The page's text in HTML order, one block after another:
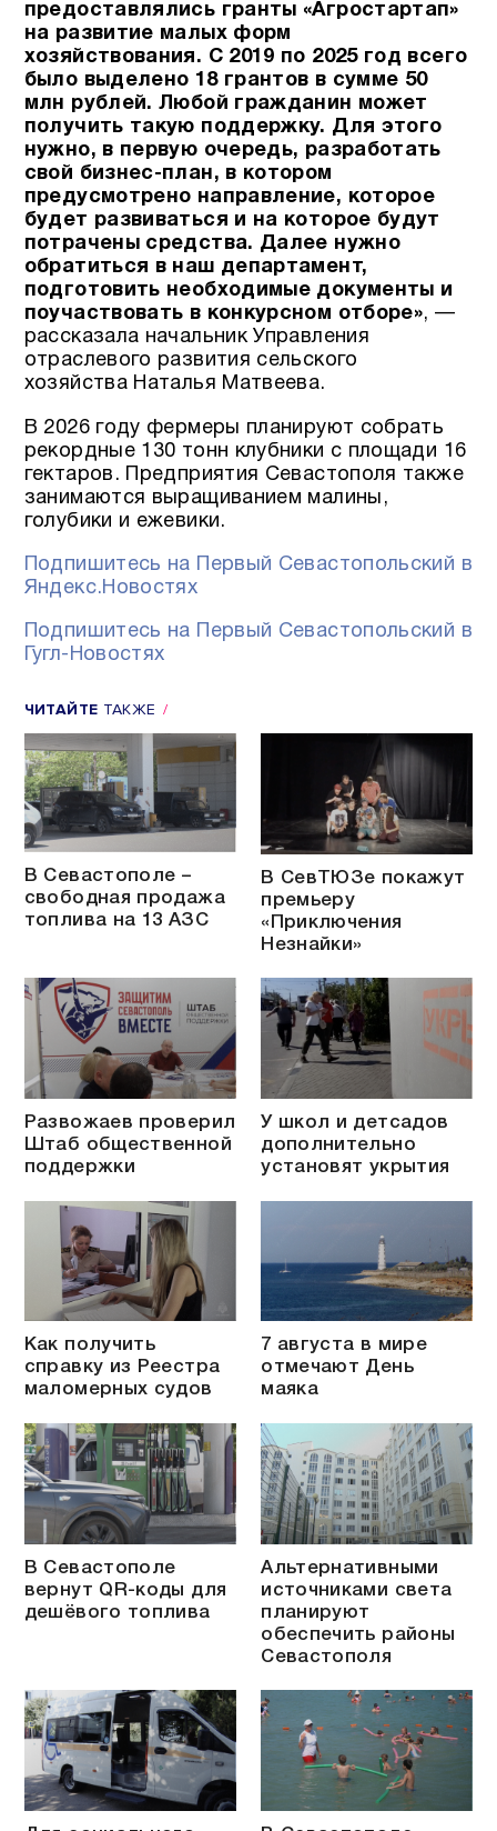
предоставлялись гранты «Агростартап»
на развитие малых форм
хозяйствования. С 2019 по 2025 год всего
было выделено 18 грантов в сумме 50
млн рублей. Любой гражданин может
получить такую поддержку. Для этого
нужно, в первую очередь, разработать
свой бизнес-план, в котором
предусмотрено направление, которое
будет развиваться и на которое будут
потрачены средства. Далее нужно
обратиться в наш департамент,
подготовить необходимые документы и
поучаствовать в конкурсном отборе», —
рассказала начальник Управления
отраслевого развития сельского
хозяйства Наталья Матвеева.
В 2026 году фермеры планируют собрать
рекордные 130 тонн клубники с площади 16
гектаров. Предприятия Севастополя также
занимаются выращиванием малины,
голубики и ежевики.
Подпишитесь на Первый Севастопольский в
Яндекс.Новостях
Подпишитесь на Первый Севастопольский в
Гугл-Новостях
ЧИТАЙТЕ ТАКЖЕ
В Севастополе –
свободная продажа
топлива на 13 АЗС
В СевТЮЗе покажут
премьеру
«Приключения
Незнайки»
Развожаев проверил
Штаб общественной
поддержки
У школ и детсадов
дополнительно
установят укрытия
Как получить
справку из Реестра
маломерных судов
7 августа в мире
отмечают День
маяка
В Севастополе
вернут QR-коды для
дешёвого топлива
Альтернативными
источниками света
планируют
обеспечить районы
Севастополя